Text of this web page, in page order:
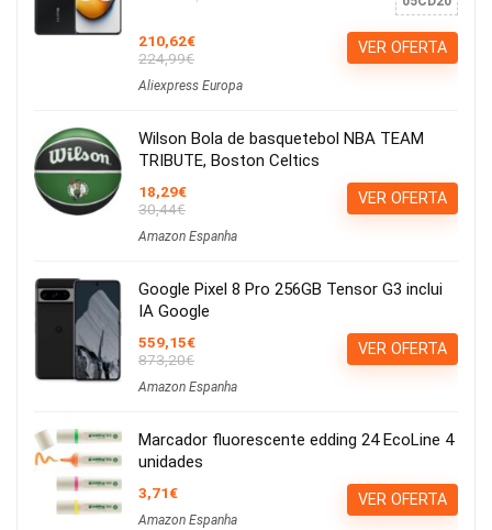
210,62€
224,99€
Aliexpress Europa
VER OFERTA
Wilson Bola de basquetebol NBA TEAM
TRIBUTE, Boston Celtics
18,29€
30,44€
Amazon Espanha
VER OFERTA
Google Pixel 8 Pro 256GB Tensor G3 inclui
IA Google
559,15€
873,20€
Amazon Espanha
VER OFERTA
Marcador fluorescente edding 24 EcoLine 4
unidades
3,71€
Amazon Espanha
VER OFERTA